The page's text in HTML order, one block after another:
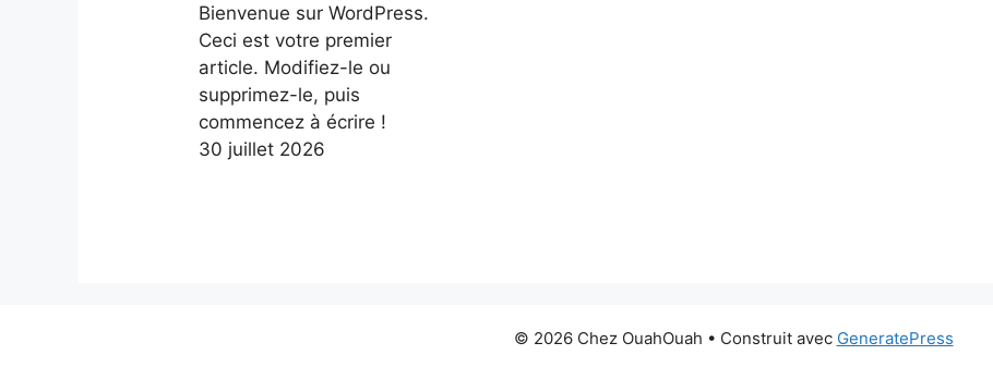
Bienvenue sur WordPress.
Ceci est votre premier
article. Modifiez-le ou
supprimez-le, puis
commencez à écrire !
30 juillet 2026
© 2026 Chez OuahOuah • Construit avec GeneratePress